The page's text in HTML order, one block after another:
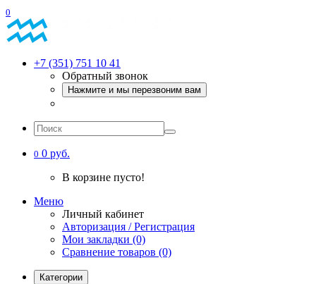
0
+7 (351) 751 10 41
Обратный звонок
Нажмите и мы перезвоним вам
0 0 руб.
В корзине пусто!
Меню
Личный кабинет
Авторизация / Регистрация
Мои закладки (0)
Сравнение товаров (0)
Категории